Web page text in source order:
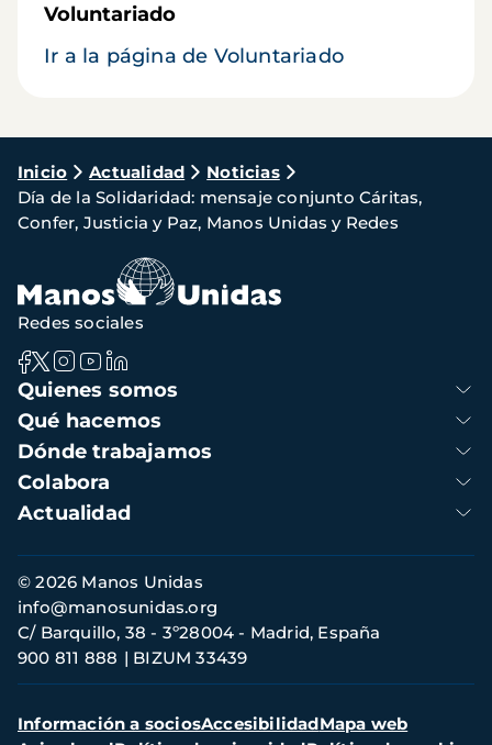
Voluntariado
Ir a la página de Voluntariado
Ruta
de
navegación
Inicio Actualidad
Noticias
Día de la Solidaridad: mensaje conjunto Cáritas,
Confer, Justicia y Paz, Manos Unidas y Redes
Navegación
principal
Quienes somos
Qué hacemos
Dónde trabajamos
Colabora
Actualidad
Redes sociales
Información
de
contacto
© 2026 Manos Unidas
C/ Barquillo, 38 - 3º28004 - Madrid, España
900 811 888
BIZUM 33439
info@manosunidas.org
Menú
Información a sociosAccesibilidadMapa web